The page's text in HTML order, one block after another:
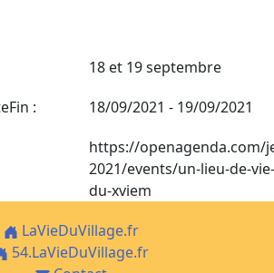
18 et 19 septembre
:
18/09/2021 - 19/09/2021
https://openagenda.com/
2021/events/un-lieu-de-vie-
du-xviem
LaVieDuVillage.fr
54.LaVieDuVillage.fr